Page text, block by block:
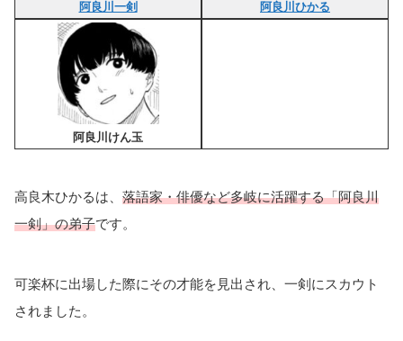
阿良川一剣 阿良川ひかる
阿良川けん玉
高良木ひかるは、 落語家・俳優など多岐に活躍する「阿良川
一剣」の弟子です。
可楽杯に出場した際にその才能を見出され、一剣にスカウト
されました。